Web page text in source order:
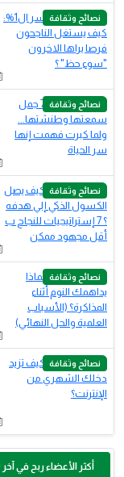
نصائح وثقافة
نصائح وثقافة
نصائح وثقافة
نصائح وثقافة
نصائح وثقافة
أكثر الأعضاء ربح في آخر 30 يومًا